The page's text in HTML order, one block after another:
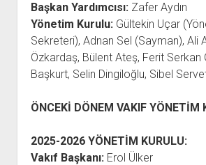
aç
TKP ARŞİV FONU
TİP ARŞİV FONU
TSİP ARŞİV FONU
İŞÇİ HAREKETLERİ ARŞİV
DAVA DOSYALARI ARŞİV
KÜTÜPHANE
aç
TKP KİTAPLIĞI
TİP KİTAPLIĞI
TBKP KİTAPLIĞI
EMEK HAREKETİ
SÜRELİ YAYINLAR
AFİŞLER
BAŞVURULAR
ARŞİVLERDEN YARARLANMA
İLETİŞİM BİLGİLERİ
Başkan Yardımcısı: Zafer Aydın
Yönetim Kurulu: Gültekin Uçar
Sekreteri), Adnan Sel (Sayman), Ali
Özkardaş, Bülent Ateş, Ferit Serkan
Başkurt, Selin Dingiloğlu, Sibel
ÖNCEKİ DÖNEM VAKIF YÖNETİM
2025-2026 YÖNETİM KURULU:
Vakıf Başkanı: Erol Ülker